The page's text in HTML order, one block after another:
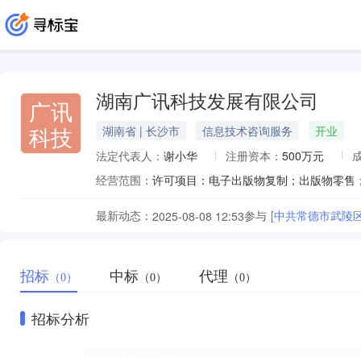
广讯
科技
湖南广讯科技发展有限公司
湖南省 | 长沙市 信息技术咨询服务
开业
法定代表人： 谢小华 注册资本： 500万元
经营范围：
最新动态： 2025-08-08 12:53参与 [中共常德市武陵
招标 （0） 中标 （0） 代理 （0）
招标分析